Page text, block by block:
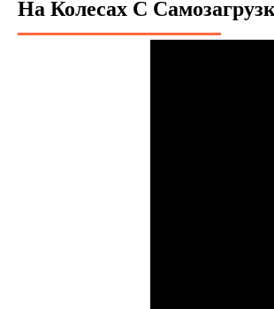
На Колесах С